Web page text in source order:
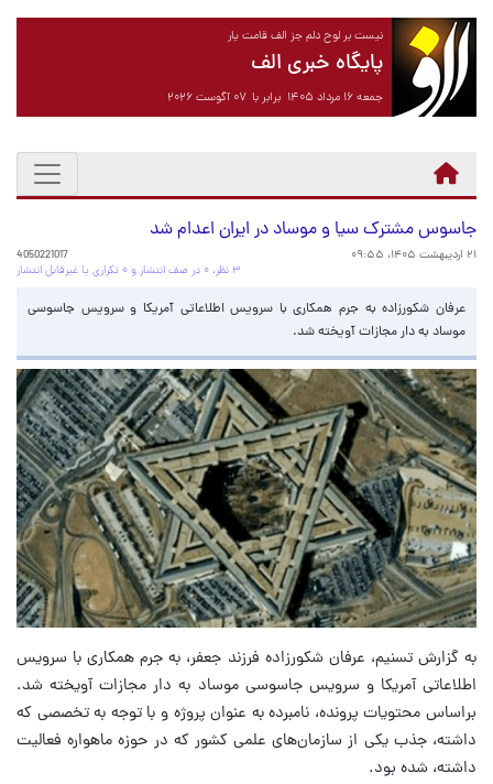
نیست بر لوح دلم جز الف قامت یار
پایگاه خبری الف
جمعه ۱۶ مرداد ۱۴۰۵ برابر با ۰۷ آگوست ۲۰۲۶
جاسوس مشترک سیا و موساد در ایران اعدام شد
۲۱ اردیبهشت ۱۴۰۵، ۰۹:۵۵
4050221017
۳ نظر، ۰ در صف انتشار و ۰ تکراری یا غیرقابل انتشار
عرفان شکورزاده به جرم همکاری با سرویس اطلاعاتی آمریکا و سرویس جاسوسی
موساد به دار مجازات آویخته شد.
به گزارش تسنیم، عرفان شکورزاده فرزند جعفر، به جرم همکاری با سرویس
اطلاعاتی آمریکا و سرویس جاسوسی موساد به دار مجازات آویخته شد.
براساس محتویات پرونده، نامبرده به عنوان پروژه و با توجه به تخصصی که
داشته، جذب یکی از سازمان‌های علمی کشور که در حوزه ماهواره فعالیت
داشته، شده بود.